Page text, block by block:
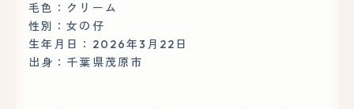
毛色：クリーム
性別：女の仔
生年月日：2026年3月22日
出身：千葉県茂原市